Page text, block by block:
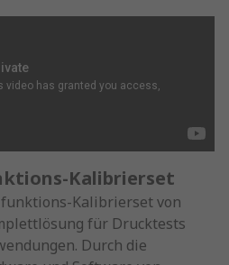
Kalibrierset
Kalibrierset von
für Drucktests
Durch die